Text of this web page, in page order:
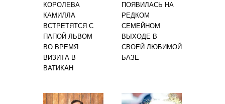
КОРОЛЕВА
КАМИЛЛА
ВСТРЕТЯТСЯ С
ПАПОЙ ЛЬВОМ
ВО ВРЕМЯ
ВИЗИТА В
ВАТИКАН
ПОЯВИЛАСЬ НА
РЕДКОМ
СЕМЕЙНОМ
ВЫХОДЕ В
СВОЕЙ ЛЮБИМОЙ
БАЗЕ